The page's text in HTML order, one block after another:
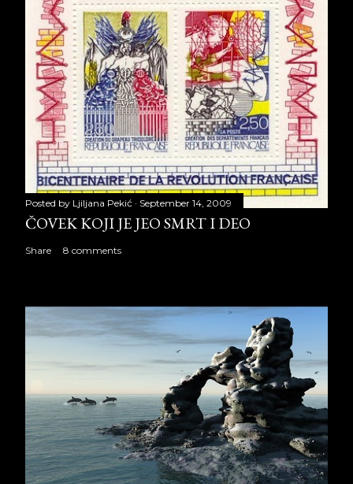
Posted by Ljiljana Pekić September 14, 2009
ČOVEK KOJI JE JEO SMRT I DEO
Share 8 comments